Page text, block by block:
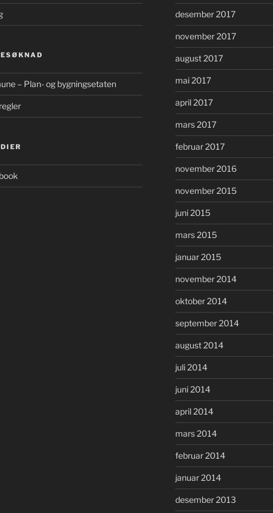
– Plan- og bygningsetaten
desember 2017
november 2017
august 2017
mai 2017
april 2017
mars 2017
februar 2017
november 2016
november 2015
juni 2015
mars 2015
januar 2015
november 2014
oktober 2014
september 2014
august 2014
juli 2014
juni 2014
april 2014
mars 2014
februar 2014
januar 2014
desember 2013